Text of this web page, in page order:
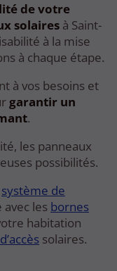
de votre
solaires à Saint-
à la mise
à chaque étape.
à vos besoins et
garantir un
.
les panneaux
possibilités.
système de
les bornes
habitation
solaires.